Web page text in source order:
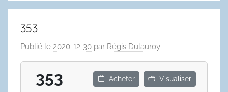
353
Publié le 2020-12-30 par Régis Dulauroy
353 Acheter Visualiser